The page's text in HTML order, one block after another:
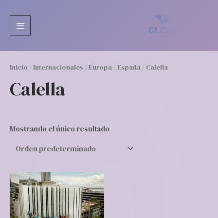
contenidoMENU
Inicio / Internacionales / Europa /España / Calella
Calella
Mostrando el único resultado